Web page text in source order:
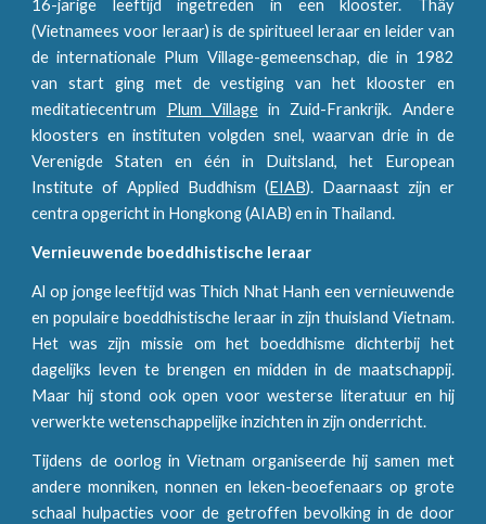
16-jarige leeftijd ingetreden in een klooster. Thây
(Vietnamees voor leraar) is de spiritueel leraar en leider van
de internationale Plum Village-gemeenschap, die in 1982
van start ging met de vestiging van het klooster en
meditatiecentrum Plum Villagein Zuid-Frankrijk. Andere
kloosters en instituten volgden snel, waarvan drie in de
Verenigde Staten en één in Duitsland, het European
Institute of Applied Buddhism (EIAB). Daarnaast zijn er
centra opgericht in Hongkong (AIAB) en in Thailand.
Vernieuwende boeddhistische leraar
Al op jonge leeftijd was Thich Nhat Hanh een vernieuwende
en populaire boeddhistische leraar in zijn thuisland Vietnam.
Het was zijn missie om het boeddhisme dichterbij het
dagelijks leven te brengen en midden in de maatschappij.
Maar hij stond ook open voor westerse literatuur en hij
verwerkte wetenschappelijke inzichten in zijn onderricht.
Tijdens de oorlog in Vietnam organiseerde hij samen met
andere monniken, nonnen en leken-beoefenaars op grote
schaal hulpacties voor de getroffen bevolking in de door